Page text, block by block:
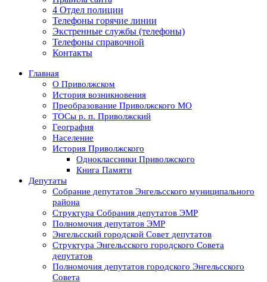
4 Отдел полиции
Телефоны горячие линии
Экстренные службы (телефоны)
Телефоны справочной
Контакты
Главная
О Приволжском
История возникновения
Преобразование Приволжского МО
ТОСы р. п. Приволжский
География
Население
История Приволжского
Одноклассники Приволжского
Книга Памяти
Депутаты
Собрание депутатов Энгельсского муниципального
района
Структура Собрания депутатов ЭМР
Полномочия депутатов ЭМР
Энгельсский городской Совет депутатов
Структура Энгельсского городского Совета
депутатов
Полномочия депутатов городского Энгельсского
Совета